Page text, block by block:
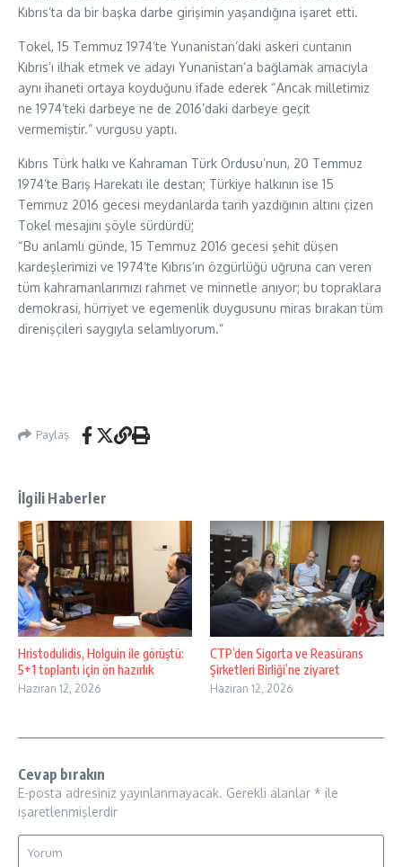
Kıbrıs’ta da bir başka darbe girişimin yaşandığına işaret etti.
Tokel, 15 Temmuz 1974’te Yunanistan’daki askeri cuntanın
Kıbrıs’ı ilhak etmek ve adayı Yunanistan’a bağlamak amacıyla
aynı ihaneti ortaya koyduğunu ifade ederek “Ancak milletimiz
ne 1974’teki darbeye ne de 2016’daki darbeye geçit
vermemiştir.” vurgusu yaptı.
Kıbrıs Türk halkı ve Kahraman Türk Ordusu’nun, 20 Temmuz
1974’te Barış Harekatı ile destan; Türkiye halkının ise 15
Temmuz 2016 gecesi meydanlarda tarih yazdığının altını çizen
Tokel mesajını şöyle sürdürdü;
“Bu anlamlı günde, 15 Temmuz 2016 gecesi şehit düşen
kardeşlerimizi ve 1974’te Kıbrıs’ın özgürlüğü uğruna can veren
tüm kahramanlarımızı rahmet ve minnetle anıyor; bu topraklara
demokrasi, hürriyet ve egemenlik duygusunu miras bırakan tüm
direnişçileri saygıyla selamlıyorum.”
Paylaş
İlgili Haberler
Hristodulidis, Holguin ile görüştü:
5+1 toplantı için ön hazırlık
Haziran 12, 2026
CTP’den Sigorta ve Reasürans
Şirketleri Birliği’ne ziyaret
Haziran 12, 2026
Cevap bırakın
E-posta adresiniz yayınlanmayacak. Gerekli alanlar * ile
işaretlenmişlerdir